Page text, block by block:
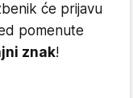
će prijavu
pomenute
znak!